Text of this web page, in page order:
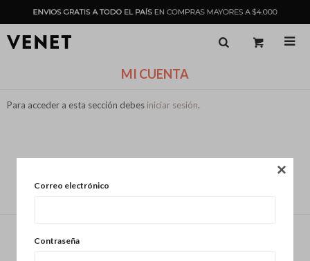

Correo electrónico
Contraseña

MI CUENTA
Para acceder a esta sección debes iniciar sesión.